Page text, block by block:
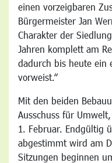
einen vorzeigbaren
Bürgermeister Jan
Charakter der
Jahren komplett am
dadurch bis heute ein
vorweist.“
Mit den beiden
Ausschuss für
1. Februar. Endgültig
abgestimmt wird am
Sitzungen beginnen